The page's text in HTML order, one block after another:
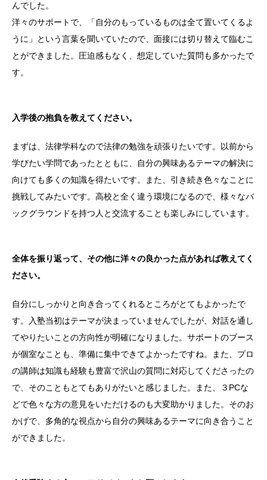
んでした。
洋々のサポートで、「自分のもっているものは全て置いてくるよ
うに」という言葉を聞いていたので、面接には切り替えて臨むこ
とができました。圧迫感もなく、想定していた質問も多かったで
す。
入学後の抱負を教えてください。
まずは、法律学科なので法律の勉強を頑張りたいです。以前から
学びたい学問であったとともに、自分の興味あるテーマの解決に
向けても多くの知識を得たいです。また、引き続き色々なことに
挑戦してみたいです。高校と全く違う環境になるので、様々なバ
ックグラウンドを持つ人と交流することも楽しみにしています。
全体を振り返って、その他に洋々の良かった点があれば教えてく
ださい。
自分にしっかりと向き合ってくれるところがとてもよかったで
す。入塾当初はテーマが決まっていませんでしたが、対話を通し
てやりたいことの方向性が明確になりました。サポートのブース
が個室なことも、準備に集中できてよかったですね。また、プロ
の講師は知識も経験も豊富で沢山の質問に対応してくださったの
で、そのこともとてもありがたいと感じました。また、３PCな
どで色々な方の意見をいただけるのも大変助かりました。そのお
かげで、多角的な視点から自分の興味あるテーマに向き合うこと
ができました。